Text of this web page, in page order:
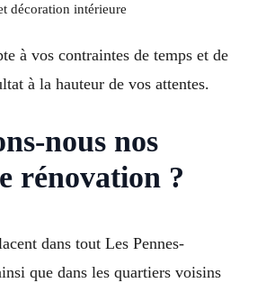
décoration intérieure
à vos contraintes de temps et de
à la hauteur de vos attentes.
nous nos
rénovation ?
dans tout Les Pennes-
que dans les quartiers voisins